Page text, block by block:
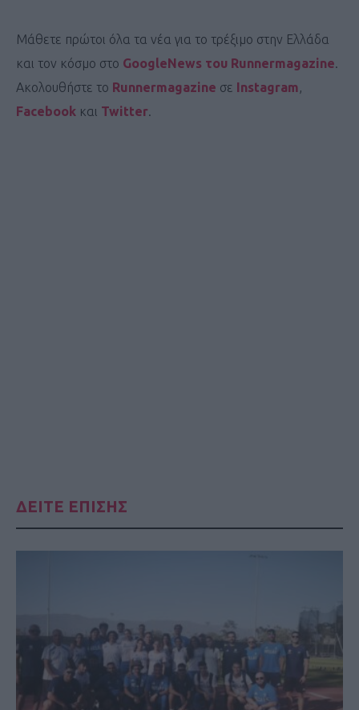
Μάθετε πρώτοι όλα τα νέα για το τρέξιμο στην Ελλάδα
και τον κόσμο στο GoogleNews του Runnermagazine.
Ακολουθήστε το Runnermagazine σε Instagram,
Facebook και Twitter.
ΔΕΙΤΕ ΕΠΙΣΗΣ